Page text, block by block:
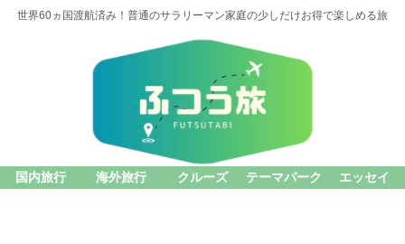
世界60ヵ国渡航済み！普通のサラリーマン家庭の少しだけお得で楽しめる旅
国内旅行 海外旅行 クルーズ テーマパーク エッセイ